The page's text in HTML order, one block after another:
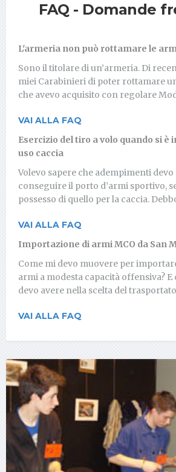
FAQ - Domande
L'armeria non può rottamare le
Sono il titolare di un’armeria. Di
miei Carabinieri di poter rottamare
che avevo acquisito con regolare
VAI ALLA FAQ
Esercizio del tiro a volo quando si è
uso caccia
Volevo sapere che adempimenti
conseguire il porto d’armi sportivo,
possesso di quello per la caccia.
VAI ALLA FAQ
Importazione di armi MCO da San
Come mi devo muovere per
armi a modesta capacità offensiva?
devo avere nella scelta del
VAI ALLA FAQ